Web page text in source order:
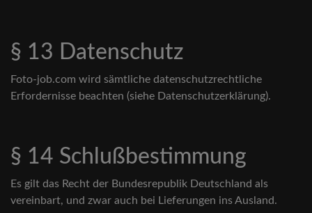
§ 13 Datenschutz
Foto-job.com wird sämtliche datenschutzrechtliche
Erfordernisse beachten (siehe Datenschutzerklärung).
§ 14 Schlußbestimmung
Es gilt das Recht der Bundesrepublik Deutschland als
vereinbart, und zwar auch bei Lieferungen ins Ausland.